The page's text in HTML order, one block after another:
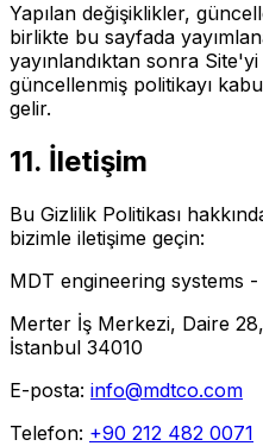
Yapılan değişiklikler,
birlikte bu sayfada
yayınlandıktan sonra
güncellenmiş politikayı
gelir.
11. İletişim
Bu Gizlilik Politikası
bizimle iletişime geçin:
MDT engineering systems
Merter İş Merkezi, Daire
İstanbul 34010
E-posta: info@mdtco.com
Telefon: +90 212 482 0071